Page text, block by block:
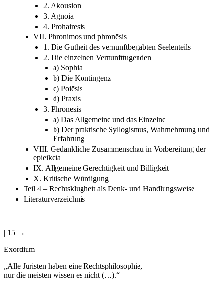
2. Akousion
3. Agnoia
4. Prohairesis
VII. Phronimos und phronēsis
1. Die Gutheit des vernunftbegabten Seelenteils
2. Die einzelnen Vernunfttugenden
a) Sophia
b) Die Kontingenz
c) Poiēsis
d) Praxis
3. Phronēsis
a) Das Allgemeine und das Einzelne
b) Der praktische Syllogismus, Wahrnehmung und
Erfahrung
VIII. Gedankliche Zusammenschau in Vorbereitung der
epieikeia
IX. Allgemeine Gerechtigkeit und Billigkeit
X. Kritische Würdigung
Teil 4 – Rechtsklugheit als Denk- und Handlungsweise
Literaturverzeichnis
| 15 →
Exordium
„Alle Juristen haben eine Rechtsphilosophie,
nur die meisten wissen es nicht (…).“